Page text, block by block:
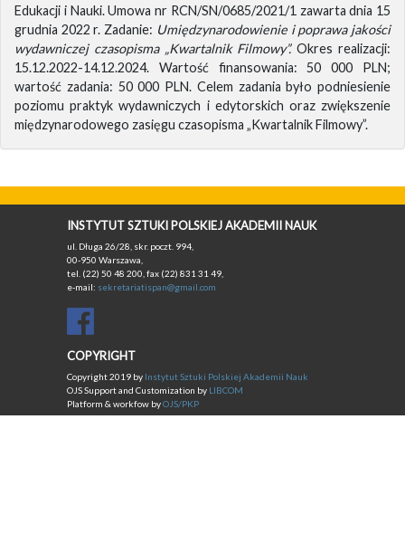
Edukacji i Nauki. Umowa nr RCN/SN/0685/2021/1 zawarta dnia 15
grudnia 2022 r. Zadanie: Umiędzynarodowienie i poprawa jakości
wydawniczej czasopisma „Kwartalnik Filmowy”.Okres realizacji:
15.12.2022-14.12.2024. Wartość finansowania: 50 000 PLN;
wartość zadania: 50 000 PLN. Celem zadania było podniesienie
poziomu praktyk wydawniczych i edytorskich oraz zwiększenie
międzynarodowego zasięgu czasopisma „Kwartalnik Filmowy”.
INSTYTUT SZTUKI POLSKIEJ AKADEMII NAUK
ul. Długa 26/28, skr. poczt. 994,
00-950 Warszawa,
tel. (22) 50 48 200, fax (22) 831 31 49,
e-mail: sekretariatispan@gmail.com
COPYRIGHT
Copyright 2019 by Instytut Sztuki Polskiej Akademii Nauk
OJS Support and Customization by LIBCOM
Platform & workfow byOJS/PKP